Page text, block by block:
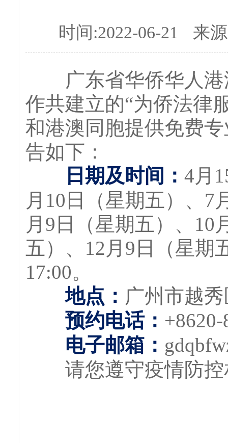
时间:2022-06-21 来
广东省华侨华人港
作共建立的“为侨法律
和港澳同胞提供免费
告如下：
日期及时间： 4月
月10日（星期五）、7
月9日（星期五）、10
五）、12月9日（星期
17:00。
地点： 广州市越
预约电话：
电子邮箱：
请您遵守疫情防控